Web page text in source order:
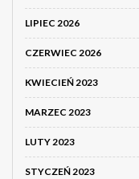
LIPIEC 2026
CZERWIEC 2026
KWIECIEŃ 2023
MARZEC 2023
LUTY 2023
STYCZEŃ 2023